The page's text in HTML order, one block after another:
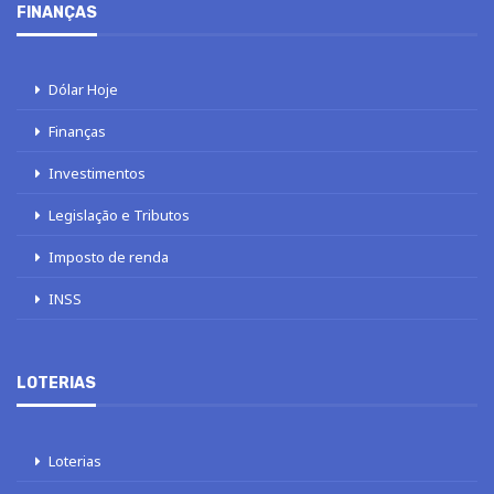
FINANÇAS
Dólar Hoje
Finanças
Investimentos
Legislação e Tributos
Imposto de renda
INSS
LOTERIAS
Loterias